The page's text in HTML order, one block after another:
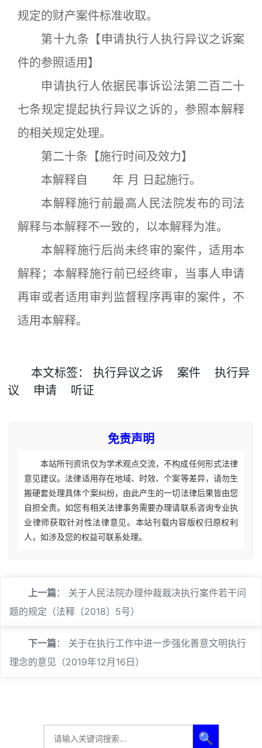
规定的财产案件标准收取。
第十九条【申请执行人执行异议之诉案
件的参照适用】
申请执行人依据民事诉讼法第二百二十
七条规定提起执行异议之诉的，参照本解释
的相关规定处理。
第二十条【施行时间及效力】
本解释自 年 月 日起施行。
本解释施行前最高人民法院发布的司法
解释与本解释不一致的，以本解释为准。
本解释施行后尚未终审的案件，适用本
解释；本解释施行前已经终审，当事人申请
再审或者适用审判监督程序再审的案件，不
适用本解释。
本文标签： 执行异议之诉 案件
执行异
议
申请 听证
免责声明
本站所刊资讯仅为学术观点交流，不构成任何形式法律
意见建议。法律适用存在地域、时效、个案等差异，请勿生
搬硬套处理具体个案纠纷，由此产生的一切法律后果皆由您
自担全责。如您有相关法律事务需要办理请联系咨询专业执
业律师获取针对性法律意见。本站刊载内容版权归原权利
人，如涉及您的权益可联系处理。
上一篇： 关于人民法院办理仲裁裁决执行案件若干问
题的规定（法释〔2018〕5号）
下一篇： 关于在执行工作中进一步强化善意文明执行
理念的意见（2019年12月16日）
🔍